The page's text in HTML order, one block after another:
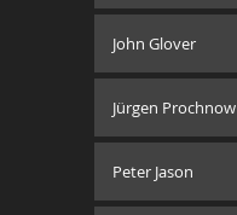
John Glover
Jürgen Prochnow
Peter Jason